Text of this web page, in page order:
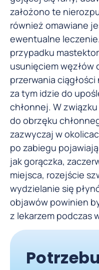
założono te
również omawiane
ewentualne
przypadku
usunięciem węzłów
przerwania
za tym idzie do
chłonnej. W
do obrzęku
zazwyczaj w
po zabiegu
jak gorączka,
miejsca, rozejście
wydzielanie się
objawów powinien
z lekarzem podczas